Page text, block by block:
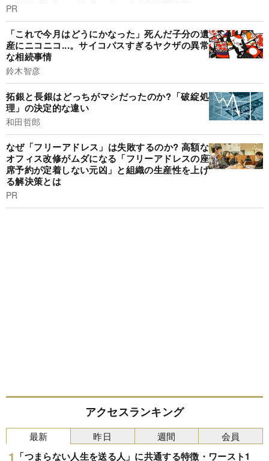
PR
「これで今月はどうにかなった」死んだ子分の遺
産にニコニコ...。サイコパスすぎるヤクザの異常
な相続事情
鈴木智彦
拓銀と長銀はどっちがマシだったのか?「破綻処
理」の決定的な違い
和田哲郎
なぜ「フリーアドレス」は失敗するのか? 高額な
オフィス改修がムダになる「フリーアドレスの座
席予約が定着しない元凶」と組織の生産性を上げ
る解決策とは
PR
アクセスランキング
最新
「つまらない人生を送る人」に共通する特徴・ワースト1
昨日 週間 会員